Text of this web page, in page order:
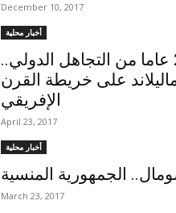
December 10, 2017
أخبار محلية
بعد 20 عاما من التجاهل الدولي..
على خريطة القرن
الإفريقي
April 23, 2017
أخبار محلية
الجمهورية المنسية
March 23, 2017